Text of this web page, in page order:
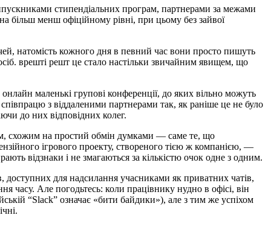
стипендіальних програм, партнерами за межами
більш менш офіційному рівні, при цьому без зайвої
натомість кожного дня в певний час вони просто пишуть
врешті решт це стало настільки звичайним явищем, що
маленькі групові конференції, до яких вільно можуть
з віддаленими партнерами так, як раніше це не було
до них відповідних колег.
схожим на простий обмін думками — саме те, що
ігрового проекту, створеного тією ж компанією, —
відзнаки і не змагаються за кількістю очок одне з одним.
доступних для надсилання учасниками як приватних чатів,
Але погодьтесь: коли працівнику нудно в офісі, він
“Slack” означає «бити байдики»), але з тим же успіхом